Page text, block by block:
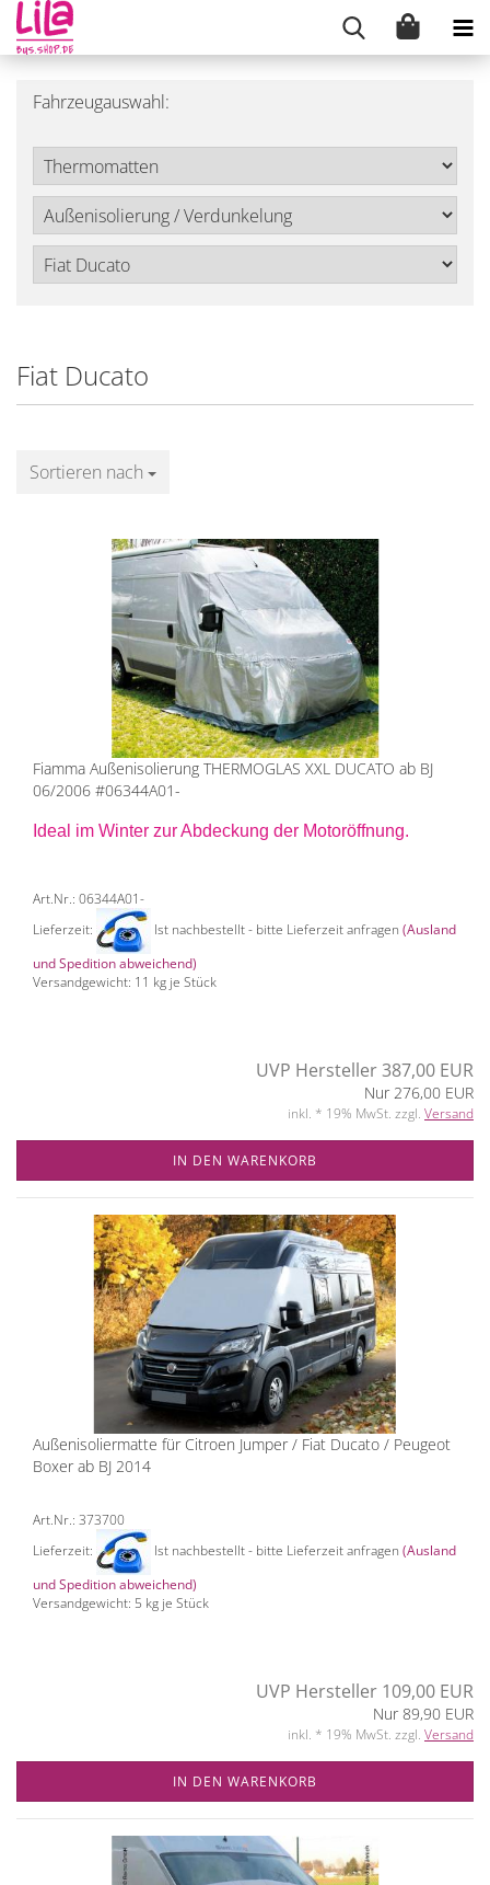
Fahrzeugauswahl:
Fiat Ducato
Sortieren nach
Sortieren nach
Fiamma Außenisolierung THERMOGLAS XXL DUCATO ab BJ
06/2006 #06344A01-
Ideal im Winter zur Abdeckung der Motoröffnung.
Art.Nr.: 06344A01-
Lieferzeit:
Ist nachbestellt - bitte Lieferzeit anfragen (Ausland
und Spedition abweichend)
Versandgewicht: 11 kg je Stück
UVP Hersteller 387,00 EUR
Nur 276,00 EUR
inkl. * 19% MwSt. zzgl. Versand
IN DEN WARENKORB
Außenisoliermatte für Citroen Jumper / Fiat Ducato / Peugeot
Boxer ab BJ 2014
Art.Nr.: 373700
Lieferzeit:
Ist nachbestellt - bitte Lieferzeit anfragen (Ausland
und Spedition abweichend)
Versandgewicht: 5 kg je Stück
UVP Hersteller 109,00 EUR
Nur 89,90 EUR
inkl. * 19% MwSt. zzgl. Versand
IN DEN WARENKORB